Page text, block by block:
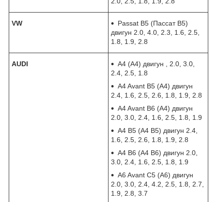
VW
Passat B5 (Пассат В5)
двигун 2.0, 4.0, 2.3, 1.6, 2.5,
1.8, 1.9, 2.8
AUDI
A4 (А4) двигун , 2.0, 3.0,
2.4, 2.5, 1.8
A4 Avant B5 (А4) двигун
2.4, 1.6, 2.5, 2.6, 1.8, 1.9, 2.8
A4 Avant B6 (А4) двигун
2.0, 3.0, 2.4, 1.6, 2.5, 1.8, 1.9
A4 B5 (А4 В5) двигун 2.4,
1.6, 2.5, 2.6, 1.8, 1.9, 2.8
A4 B6 (А4 В6) двигун 2.0,
3.0, 2.4, 1.6, 2.5, 1.8, 1.9
A6 Avant C5 (А6) двигун
2.0, 3.0, 2.4, 4.2, 2.5, 1.8, 2.7,
1.9, 2.8, 3.7